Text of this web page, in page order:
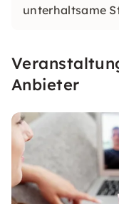
unterhaltsame
Anbieter